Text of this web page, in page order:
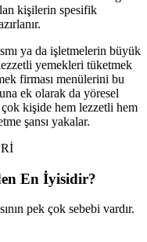
kişilerin spesifik
ya da işletmelerin büyük
yemekleri tüketmek
firması menülerini bu
ek olarak da yöresel
kişide hem lezzetli hem
şansı yakalar.
En İyisidir?
pek çok sebebi vardır.